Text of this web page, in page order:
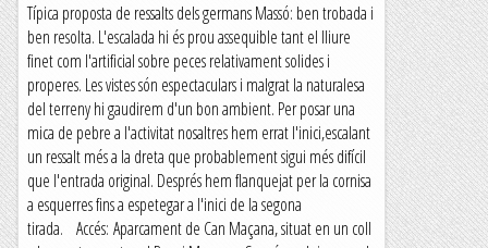
Típica proposta de ressalts dels germans Massó: ben trobada i
ben resolta. L'escalada hi és prou assequible tant el lliure
finet com l'artificial sobre peces relativament solides i
properes. Les vistes són espectaculars i malgrat la naturalesa
del terreny hi gaudirem d'un bon ambient. Per posar una
mica de pebre a l'activitat nosaltres hem errat l'inici,escalant
un ressalt més a la dreta que probablement sigui més difícil
que l'entrada original. Després hem flanquejat per la cornisa
a esquerres fins a espetegar a l'inici de la segona
tirada. Accés: Aparcament de Can Maçana, situat en un coll